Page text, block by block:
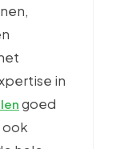
in
goed
ook